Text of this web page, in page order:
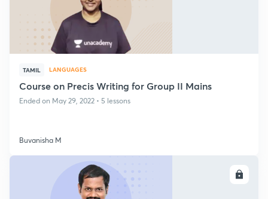
TAMIL LANGUAGES
Course on Precis Writing for Group II Mains
Ended on May 29, 2022 • 5 lessons
Buvanisha M